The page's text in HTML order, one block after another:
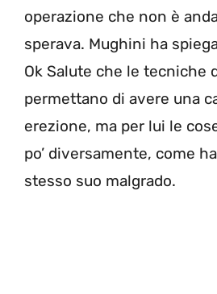
operazione che non è
sperava. Mughini ha
Ok Salute che le tecniche
permettano di avere una
erezione, ma per lui le
po’ diversamente, come
stesso suo malgrado.